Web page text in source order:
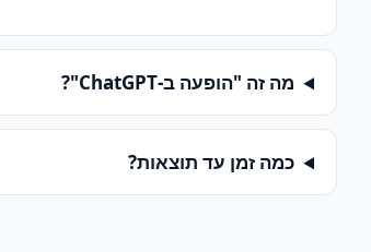
מה זה "הופעה ב-ChatGPT"?
כמה זמן עד תוצאות?